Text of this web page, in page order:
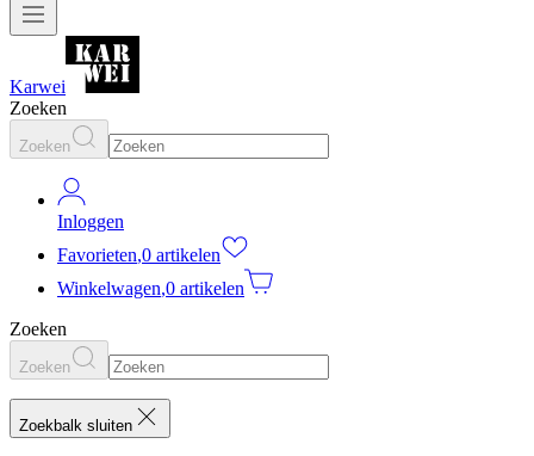
Karwei
Zoeken
Zoeken
Inloggen
Favorieten,0 artikelen
Winkelwagen,0 artikelen
Zoeken
Zoeken
Zoekbalk sluiten